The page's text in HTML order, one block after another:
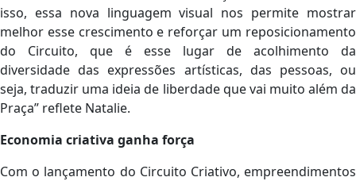
isso, essa nova linguagem visual nos permite mostrar
melhor esse crescimento e reforçar um reposicionamento
do Circuito, que é esse lugar de acolhimento da
diversidade das expressões artísticas, das pessoas, ou
seja, traduzir uma ideia de liberdade que vai muito além da
Praça” reflete Natalie.
Economia criativa ganha força
Com o lançamento do Circuito Criativo, empreendimentos